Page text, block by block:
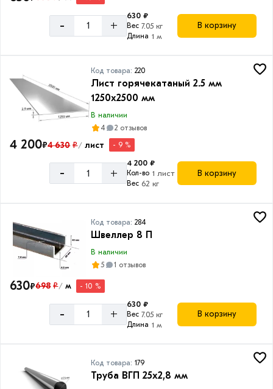
акции:
Расходные
по
акции:
8
Электроды
по
- +
630 ₽
Вес 7.05 кг
Длина 1 м
В корзину
Код товара:220
Лист горячекатаный 2.5 мм
1250х2500 мм
В наличии
4
2 отзывов
4 200₽4 630 ₽/ лист - 9 %
- +
4 200 ₽
Кол-во 1 лист
Вес 62 кг
В корзину
Код товара:284
Швеллер 8 П
В наличии
5
1 отзывов
630₽698 ₽/ м - 10 %
- +
630 ₽
Вес 7.05 кг
Длина 1 м
В корзину
Код товара: 179
Труба ВГП 25х2,8 мм